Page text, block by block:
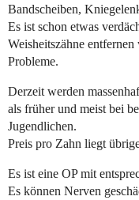
Bandscheiben,
Es ist schon etwas
Weisheitszähne
Probleme.
Derzeit werden
als früher und meist bei
Jugendlichen.
Preis pro Zahn liegt
Es ist eine OP mit
Es können Nerven